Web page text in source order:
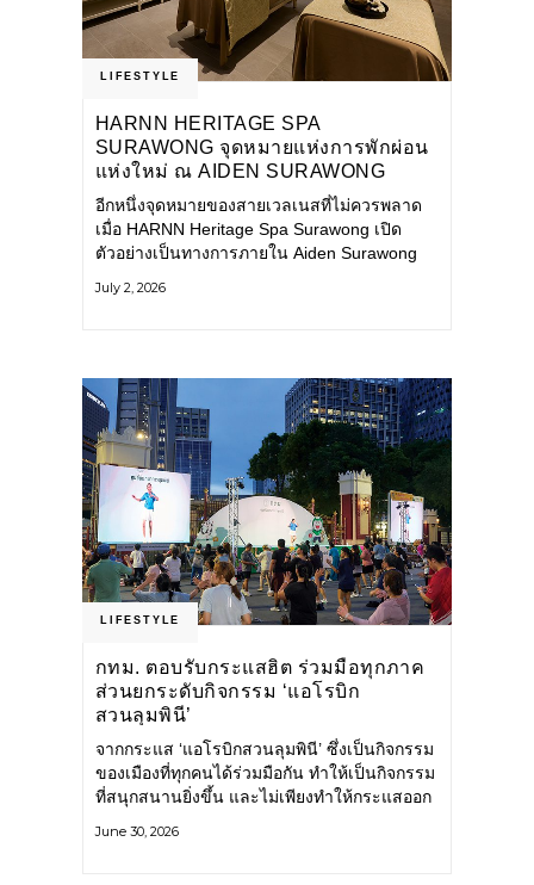
LIFESTYLE
HARNN HERITAGE SPA
SURAWONG จุดหมายแห่งการพักผ่อน
แห่งใหม่ ณ AIDEN SURAWONG
BANGKOK
อีกหนึ่งจุดหมายของสายเวลเนสที่ไม่ควรพลาด
เมื่อ HARNN Heritage Spa Surawong เปิด
ตัวอย่างเป็นทางการภายใน Aiden Surawong
ของเมืองใหญ่ มาสัมผัสประสบการณ์การพักผ่อน
July 2, 2026
LIFESTYLE
กทม. ตอบรับกระแสฮิต ร่วมมือทุกภาค
ส่วนยกระดับกิจกรรม ‘แอโรบิก
สวนลุมพินี’
จากกระแส ‘แอโรบิกสวนลุมพินี’ ซึ่งเป็นกิจกรรม
ของเมืองที่ทุกคนได้ร่วมมือกัน ทำให้เป็นกิจกรรม
ที่สนุกสนานยิ่งขึ้น และไม่เพียงทำให้กระแสออก
กระจายไปยังหลายพื้นที่ของประเทศที่อยากออก
June 30, 2026